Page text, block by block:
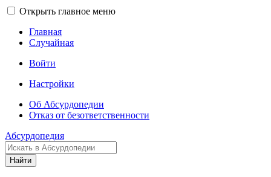
Открыть главное меню
Главная
Случайная
Войти
Настройки
Об Абсурдопедии
Отказ от безответственности
Абсурдопедия
Найти